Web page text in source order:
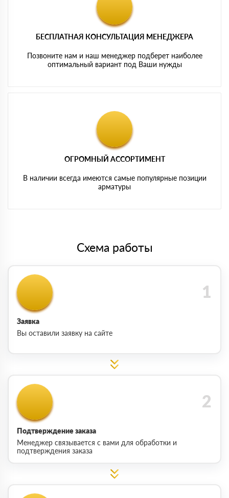
БЕСПЛАТНАЯ КОНСУЛЬТАЦИЯ МЕНЕДЖЕРА
Позвоните нам и наш менеджер подберет наиболее
оптимальный вариант под Ваши нужды
ОГРОМНЫЙ АССОРТИМЕНТ
В наличии всегда имеются самые популярные позиции
арматуры
Схема работы
Заявка
Вы оставили заявку на сайте
Подтверждение заказа
Менеджер связывается с вами для обработки и
подтверждения заказа